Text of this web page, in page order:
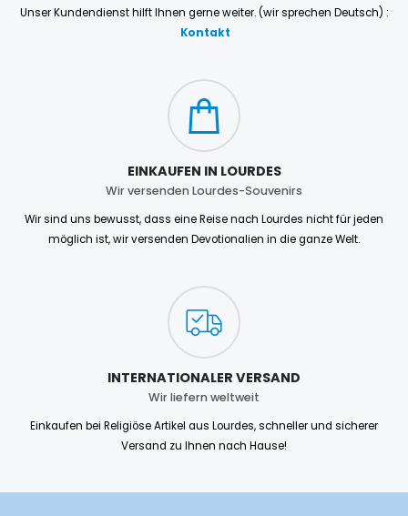
Unser Kundendienst hilft Ihnen gerne weiter. (wir sprechen Deutsch) :
Kontakt
EINKAUFEN IN LOURDES
Wir versenden Lourdes-Souvenirs
Wir sind uns bewusst, dass eine Reise nach Lourdes nicht für jeden
möglich ist, wir versenden Devotionalien in die ganze Welt.
INTERNATIONALER VERSAND
Wir liefern weltweit
Einkaufen bei Religiöse Artikel aus Lourdes, schneller und sicherer
Versand zu Ihnen nach Hause!